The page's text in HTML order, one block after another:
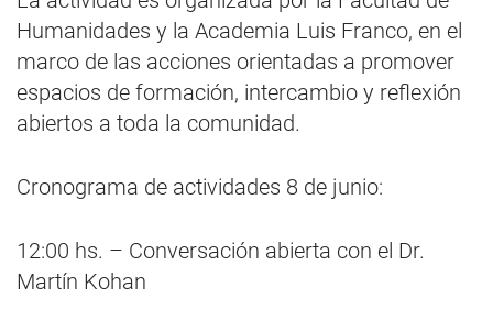
Humanidades y la Academia Luis Franco, en el
marco de las acciones orientadas a promover
espacios de formación, intercambio y reflexión
abiertos a toda la comunidad.
Cronograma de actividades 8 de junio:
12:00 hs. – Conversación abierta con el Dr.
Martín Kohan